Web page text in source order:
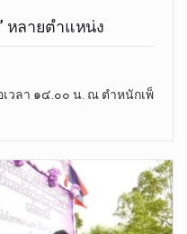
หลายตำแหน่ง
วลา ๑๔.๐๐ น. ณ ตำหนักเพ็